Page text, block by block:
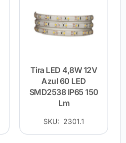
Tira LED 4,8W 12V
Azul 60 LED
SMD2538 IP65 150
Lm
SKU: 2301.1